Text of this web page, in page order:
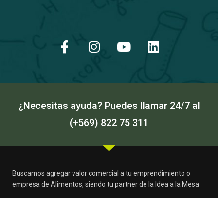
c
e
o
k
s
t
g
a
m
u
t
b
n
k
d
n
¿Necesitas ayuda? Puedes llamar 24/7 al
(+569) 822 75 311
Buscamos agregar valor comercial a tu emprendimiento o
empresa de Alimentos, siendo tu partner de la Idea a la Mesa